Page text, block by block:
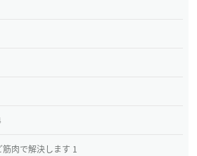
肉で解決します 1